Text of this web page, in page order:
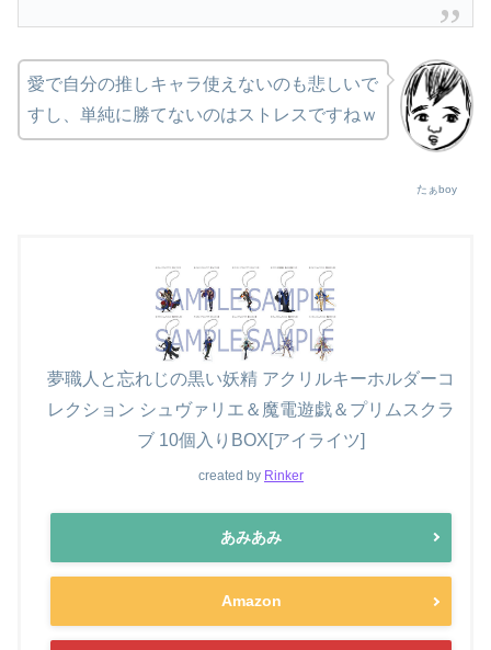
たぁboy
愛で自分の推しキャラ使えないのも悲しいで
すし、単純に勝てないのはストレスですねｗ
夢職人と忘れじの黒い妖精 アクリルキーホルダーコ
レクション シュヴァリエ＆魔電遊戯＆プリムスクラ
ブ 10個入りBOX[アイライツ]
created by Rinker
あみあみ
Amazon